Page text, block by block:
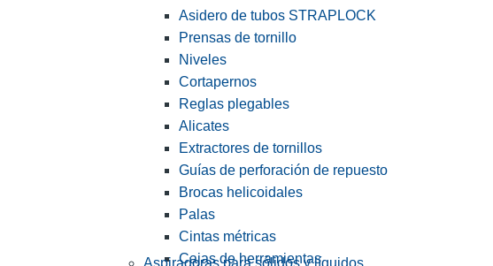
Asidero de tubos STRAPLOCK
Prensas de tornillo
Niveles
Cortapernos
Reglas plegables
Alicates
Extractores de tornillos
Guías de perforación de repuesto
Brocas helicoidales
Palas
Cintas métricas
Cajas de herramientas
Aspiradoras para sólidos y líquidos